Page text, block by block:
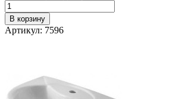
В корзину
Артикул: 7596